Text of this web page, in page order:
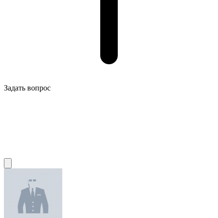
Задать вопрос